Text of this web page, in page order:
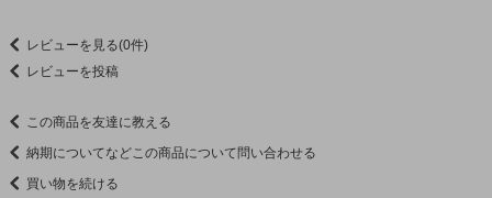
レビューを見る(0件)
レビューを投稿
この商品を友達に教える
納期についてなどこの商品について問い合わせる
買い物を続ける